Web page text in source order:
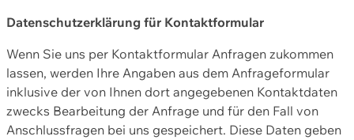
Datenschutzerklärung für Kontaktformular
Wenn Sie uns per Kontaktformular Anfragen zukommen
lassen, werden Ihre Angaben aus dem Anfrageformular
inklusive der von Ihnen dort angegebenen Kontaktdaten
zwecks Bearbeitung der Anfrage und für den Fall von
Anschlussfragen bei uns gespeichert. Diese Daten geben